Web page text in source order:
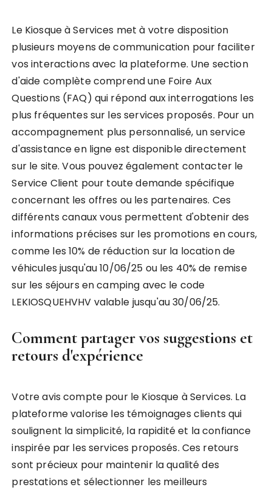
Le Kiosque à Services met à votre disposition
plusieurs moyens de communication pour faciliter
vos interactions avec la plateforme. Une section
d'aide complète comprend une Foire Aux
Questions (FAQ) qui répond aux interrogations les
plus fréquentes sur les services proposés. Pour un
accompagnement plus personnalisé, un service
d'assistance en ligne est disponible directement
sur le site. Vous pouvez également contacter le
Service Client pour toute demande spécifique
concernant les offres ou les partenaires. Ces
différents canaux vous permettent d'obtenir des
informations précises sur les promotions en cours,
comme les 10% de réduction sur la location de
véhicules jusqu'au 10/06/25 ou les 40% de remise
sur les séjours en camping avec le code
LEKIOSQUEHVHV valable jusqu'au 30/06/25.
Comment partager vos suggestions et
retours d'expérience
Votre avis compte pour le Kiosque à Services. La
plateforme valorise les témoignages clients qui
soulignent la simplicité, la rapidité et la confiance
inspirée par les services proposés. Ces retours
sont précieux pour maintenir la qualité des
prestations et sélectionner les meilleurs